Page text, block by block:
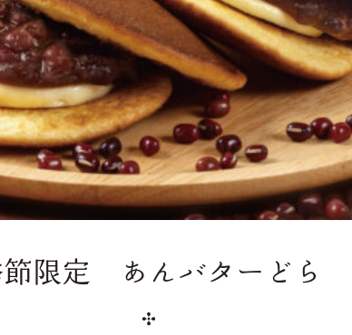
節限定 あんバターどら